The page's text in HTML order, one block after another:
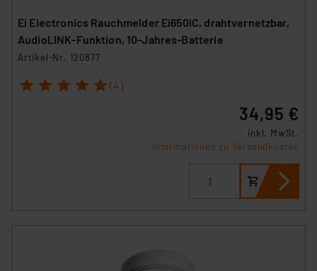
Ei Electronics Rauchmelder Ei650iC, drahtvernetzbar,
AudioLINK-Funktion, 10-Jahres-Batterie
Artikel-Nr. 120877
1 2 3 4 5 (4)
34,95 €
inkl. MwSt.
Informationen zu Versandkosten